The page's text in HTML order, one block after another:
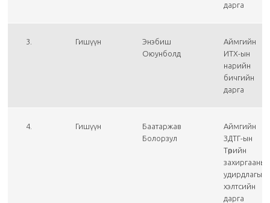
дарга
3. Гишүүн
Энэбиш
Оюунболд
Аймгийн
ИТХ-ын
нарийн
бичгийн
дарга
4. Гишүүн
Баатаржав
Болорзул
Аймгийн
ЗДТГ-ын
Төрийн
захиргааны
удирдлагын
хэлтсийн
дарга